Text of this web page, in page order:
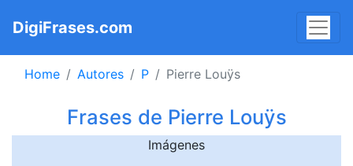
DigiFrases.com
Home Autores P Pierre Louÿs
Frases de Pierre Louÿs
Imágenes